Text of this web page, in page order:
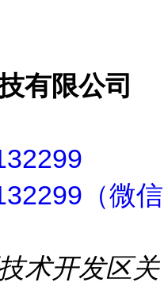
有限公司
（微信
术开发区关